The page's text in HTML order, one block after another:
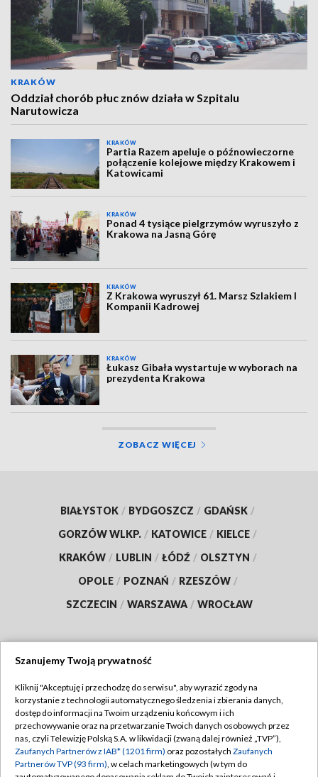
KRAKÓW
Oddział chorób płuc znów działa w Szpitalu
Narutowicza
KRAKÓW
Partia Razem apeluje o późnowieczorne
połączenie kolejowe między Krakowem i
Katowicami
KRAKÓW
Ponad 4 tysiące pielgrzymów wyruszyło z
Krakowa na Jasną Górę
KRAKÓW
Z Krakowa wyruszył 61. Marsz Szlakiem I
Kompanii Kadrowej
KRAKÓW
Łukasz Gibała wystartuje w wyborach na
prezydenta Krakowa
ZOBACZ WIĘCEJ
BIAŁYSTOK / BYDGOSZCZ / GDAŃSK /
GORZÓW WLKP. / KATOWICE / KIELCE /
KRAKÓW / LUBLIN / ŁÓDŹ / OLSZTYN /
OPOLE / POZNAŃ / RZESZÓW /
SZCZECIN / WARSZAWA / WROCŁAW
TVP
Abonament TVP
Emisja w TVP
Centrum informacji TVP
Regulamin TVP
Polityka prywatności
Szanujemy Twoją prywatność
Kliknij "Akceptuję i przechodzę do serwisu", aby wyrazić zgody na
korzystanie z technologii automatycznego śledzenia i zbierania danych,
dostęp do informacji na Twoim urządzeniu końcowym i ich
przechowywanie oraz na przetwarzanie Twoich danych osobowych przez
nas, czyli Telewizję Polską S.A. w likwidacji (zwaną dalej również „TVP”),
Zaufanych Partnerów z IAB* (1201 firm) oraz pozostałych Zaufanych
Partnerów TVP (93 firm), w celach marketingowych (w tym do